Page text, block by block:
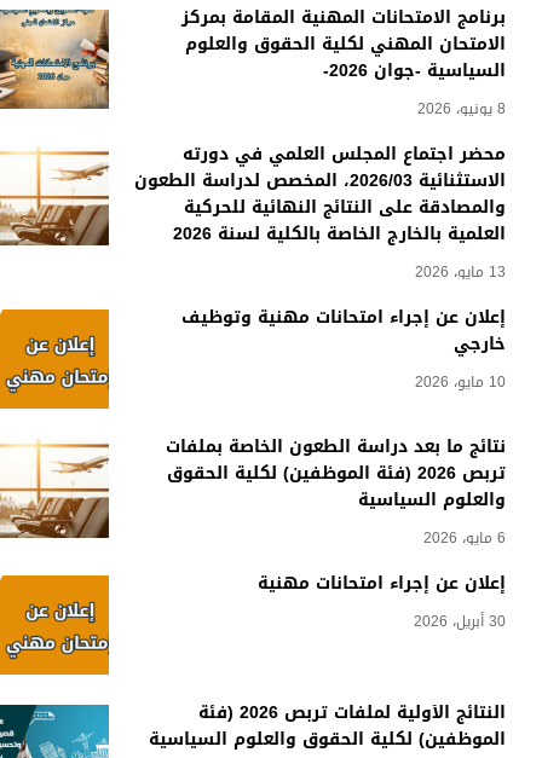
برنامج الامتحانات المهنية المقامة بمركز
الامتحان المهني لكلية الحقوق والعلوم
السياسية -جوان 2026-
8 يونيو، 2026
محضر اجتماع المجلس العلمي في دورته
الاستثنائية 2026/03، المخصص لدراسة الطعون
والمصادقة على النتائج النهائية للحركية
العلمية بالخارج الخاصة بالكلية لسنة 2026
13 مايو، 2026
إعلان عن إجراء امتحانات مهنية وتوظيف
خارجي
10 مايو، 2026
نتائج ما بعد دراسة الطعون الخاصة بملفات
تربص 2026 (فئة الموظفين) لكلية الحقوق
والعلوم السياسية
6 مايو، 2026
إعلان عن إجراء امتحانات مهنية
30 أبريل، 2026
النتائج الأولية لملفات تربص 2026 (فئة
الموظفين) لكلية الحقوق والعلوم السياسية